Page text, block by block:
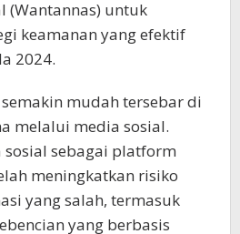
(Wantannas) untuk
keamanan yang efektif
2024.
semakin mudah tersebar di
melalui media sosial.
sosial sebagai platform
meningkatkan risiko
yang salah, termasuk
yang berbasis